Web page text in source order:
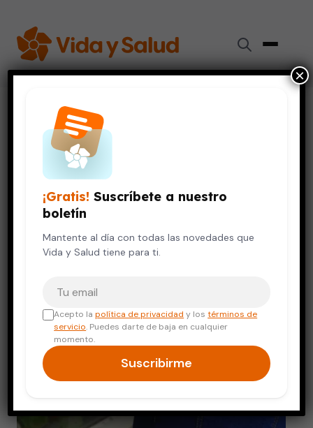
Salud Mental
La cleptomanía: cuando robar es una compulsión
SALUD MENTAL
La cleptomanía: cuando robar
es una compulsión
3 de junio, 2021 5 min de lectura
¡Gratis! Suscríbete a nuestro
boletín
Mantente al día con todas las novedades que
Vida y Salud tiene para ti.
Acepto lapolítica de privacidad y lostérminos de
servicio. Puedes darte de baja en cualquier
momento.
Suscribirme
×